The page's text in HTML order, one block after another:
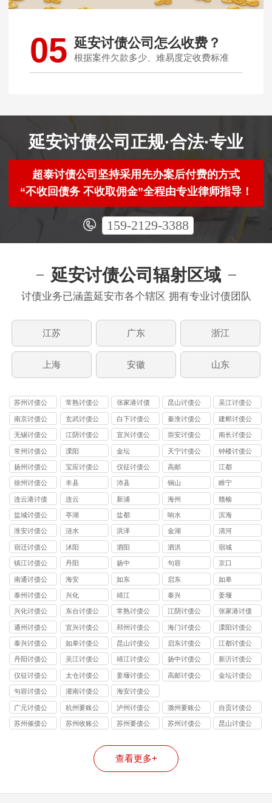
05 延安讨债公司怎么收费？
根据案件欠款多少、难易度定收费标准
延安讨债公司正规·合法·专业
超泰讨债公司坚持采用先办案后付费的方式
“不收回债务 不收取佣金”全程由专业律师指导！
159-2129-3388
延安讨债公司辐射区域
讨债业务已涵盖延安市各个辖区 拥有专业讨债团队
江苏 广东 浙江
上海 安徽 山东
苏州讨债公
司
常熟讨债公
司
张家港讨债
公司
昆山讨债公
司
吴江讨债公
司
南京讨债公
司
玄武讨债公
司
白下讨债公
司
秦淮讨债公
司
建邺讨债公
司
无锡讨债公
司
江阴讨债公
司
宜兴讨债公
司
崇安讨债公
司
南长讨债公
司
常州讨债公
司
溧阳 金坛
天宁讨债公
司
钟楼讨债公
司
扬州讨债公
司
宝应讨债公
司
仪征讨债公
司
高邮 江都
徐州讨债公
司
丰县 沛县 铜山 睢宁
连云港讨债
公司
连云 新浦 海州 赣榆
盐城讨债公
司
亭湖 盐都 响水 滨海
淮安讨债公
司
涟水 洪泽 金湖 清河
宿迁讨债公
司
沭阳 泗阳 泗洪 宿城
镇江讨债公
司
丹阳 扬中 句容 京口
南通讨债公
司
海安 如东 启东 如皋
泰州讨债公
司
兴化 靖江 泰兴 姜堰
兴化讨债公
司
东台讨债公
司
常熟讨债公
司
江阴讨债公
司
张家港讨债
公司
通州讨债公
司
宜兴讨债公
司
邳州讨债公
司
海门讨债公
司
溧阳讨债公
司
泰兴讨债公
司
如皋讨债公
司
昆山讨债公
司
启东讨债公
司
江都讨债公
司
丹阳讨债公
司
吴江讨债公
司
靖江讨债公
司
扬中讨债公
司
新沂讨债公
司
仪征讨债公
司
太仓讨债公
司
姜堰讨债公
司
高邮讨债公
金坛讨债公
句容讨债公
司
灌南讨债公
司
海安讨债公
司
广元讨债公
司
杭州要账公
司哪家好
泸州讨债公
司
滁州要账公
司
自贡讨债公
司
苏州催债公
苏州收账公
苏州要债公
苏州讨债公
昆山讨债公
查看更多+